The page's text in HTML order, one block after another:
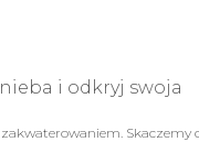
i odkryj swoja
Skaczemy